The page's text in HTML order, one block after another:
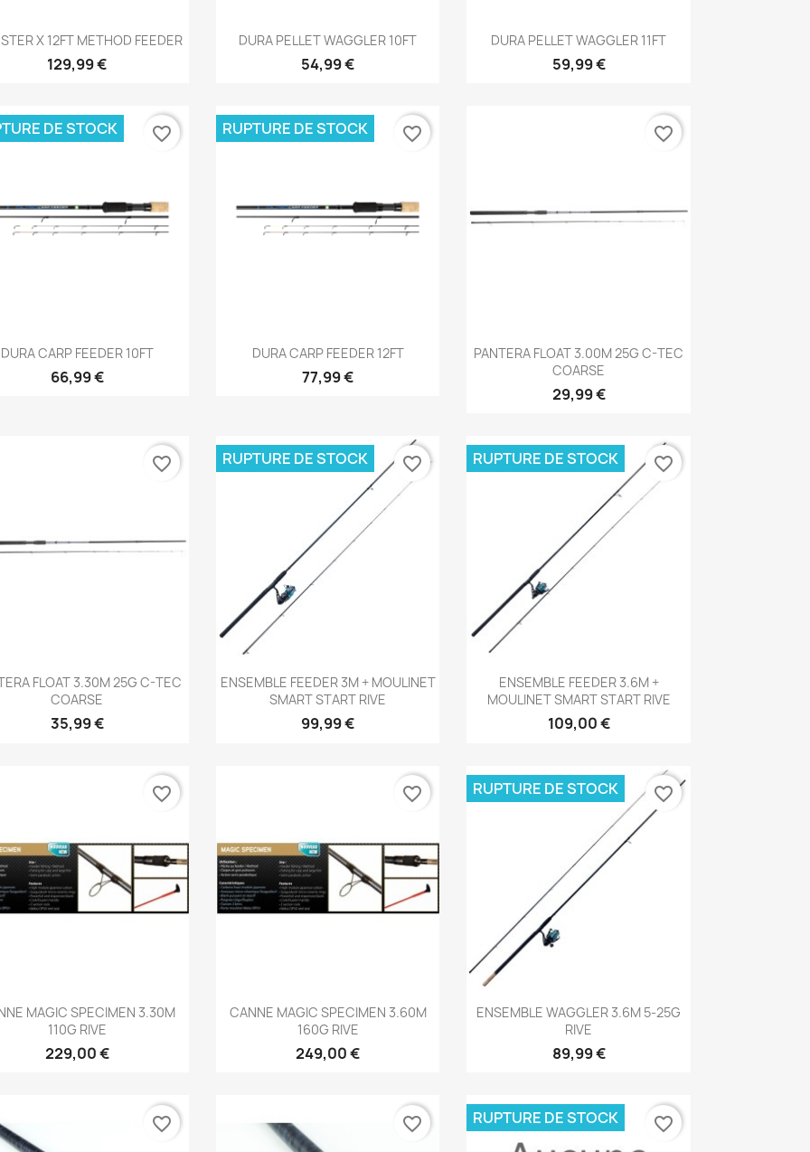
Aperçu rapide
X 12FT METHOD FEEDER
129,99 €
Aperçu rapide
DURA PELLET WAGGLER 10FT
54,99 €
Aperçu rapide
DURA PELLET WAGGLER 11FT
59,99 €
Aperçu rapide
DURA CARP FEEDER 10FT
66,99 €
DE STOCK favorite_border
Aperçu rapide
DURA CARP FEEDER 12FT
77,99 €
RUPTURE DE STOCK favorite_border
Aperçu rapide
PANTERA FLOAT 3.00M 25G C-TEC
COARSE
29,99 €
favorite_border
Aperçu rapide
FLOAT 3.30M 25G C-TEC
COARSE
35,99 €
favorite_border
 Aperçu rapide
ENSEMBLE FEEDER 3M + MOULINET
SMART START RIVE
99,99 €
RUPTURE DE STOCK favorite_border
Aperçu rapide
ENSEMBLE FEEDER 3.6M +
MOULINET SMART START RIVE
109,00 €
RUPTURE DE STOCK favorite_border
Aperçu rapide
MAGIC SPECIMEN 3.30M
110G RIVE
229,00 €
favorite_border
Aperçu rapide
CANNE MAGIC SPECIMEN 3.60M
160G RIVE
249,00 €
favorite_border
Aperçu rapide
ENSEMBLE WAGGLER 3.6M 5-25G
RIVE
89,99 €
RUPTURE DE STOCK favorite_border
favorite_border favorite_border RUPTURE DE STOCK favorite_border